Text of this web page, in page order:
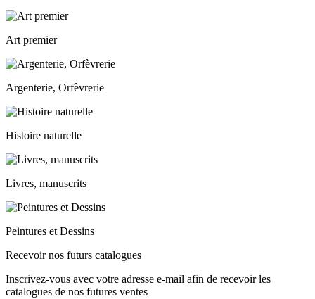
Art premier
Argenterie, Orfèvrerie
Histoire naturelle
Livres, manuscrits
Peintures et Dessins
Recevoir nos futurs catalogues
Inscrivez-vous avec votre adresse e-mail afin de recevoir les
catalogues de nos futures ventes